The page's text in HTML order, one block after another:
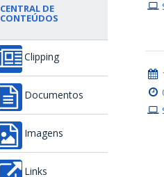
CENTRAL DE
CONTEÚDOS
Clipping
Documentos
Imagens
Links